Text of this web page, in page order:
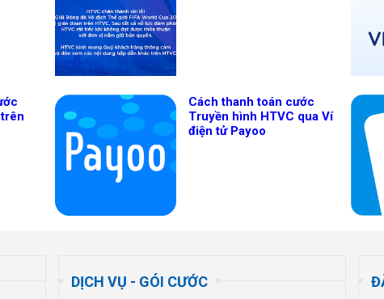
Cách thanh toán cước
Truyền hình HTVC qua Ví
điện tử Payoo
DỊCH VỤ - GÓI CƯỚC